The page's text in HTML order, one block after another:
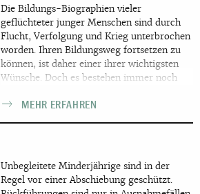
Die Bildungs-Biographien vieler
geflüchteter junger Menschen sind durch
Flucht, Verfolgung und Krieg unterbrochen
worden. Ihren Bildungsweg fortsetzen zu
können, ist daher einer ihrer wichtigsten
Wünsche. Doch es bestehen immer noch
während der Zeit der Erstaufnahme, beim
MEHR ERFAHREN
Unbegleitete Minderjährige sind in der
Regel vor einer Abschiebung geschützt.